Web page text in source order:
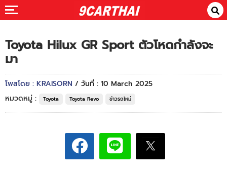
Toyota Hilux GR Sport ตัวโหดกำลังจะ
มา
โพสโดย : KRAISORN / วันที่ : 10 March 2025
หมวดหมู่ :
Toyota Toyota Revo ข่าวรถใหม่